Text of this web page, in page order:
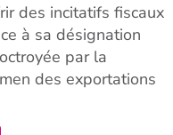
des incitatifs fiscaux
à sa désignation
par la
des exportations